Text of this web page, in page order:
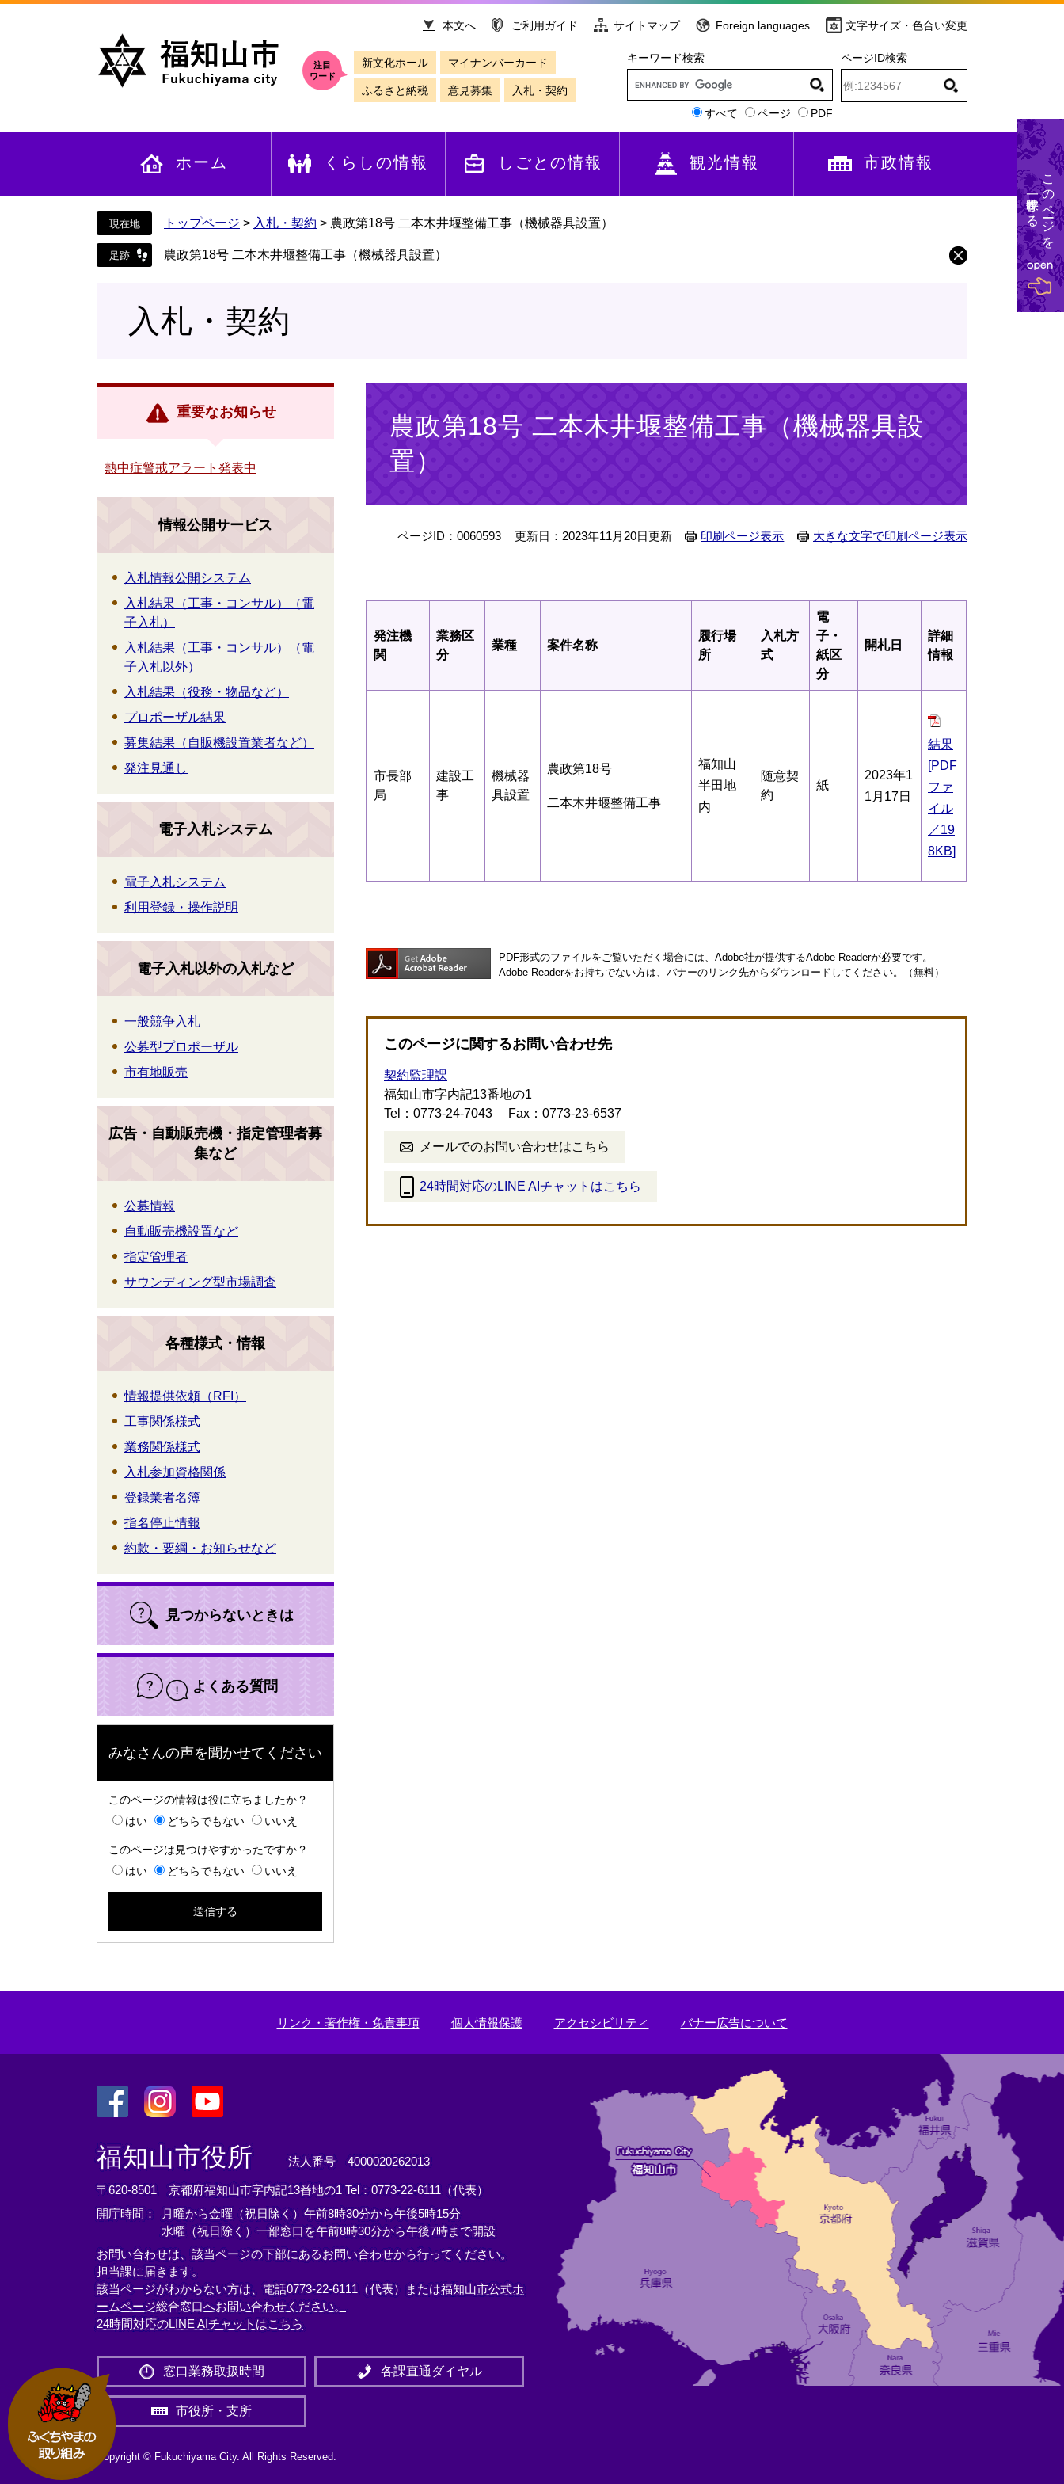
文
本文へ ご利用ガイド サイトマップ Foreign languages 文字サイズ・色合い変更
注目
ワード
新文化ホール マイナンバーカード
ふるさと納税 意見募集 入札・契約
キーワード検索
すべて ページ PDF
ページID検索
ホーム くらしの情報 しごとの情報 観光情報 市政情報
トップページ > 入札・契約 > 農政第18号 二本木井堰整備工事（機械器具設置）
農政第18号 二本木井堰整備工事（機械器具設置）
入札・契約
農政第18号 二本木井堰整備工事（機械器具設
置）
ページID：0060593 更新日：2023年11月20日更新 印刷ページ表示 大きな文字で印刷ページ表示
発注機
関
業務区
分
業種 案件名称
履行場
所
入札方
式
電
子・
紙区
分
開札日
詳細
情報
市長部
局
建設工
事
機械器
具設置
農政第18号
二本木井堰整備工事
福知山
半田地
内
随意契
約
紙
2023年1
1月17日
結果
[PDF
ファ
イル
／19
8KB]
PDF形式のファイルをご覧いただく場合には、Adobe社が提供するAdobe Readerが必要です。
Adobe Readerをお持ちでない方は、バナーのリンク先からダウンロードしてください。（無料）
このページに関するお問い合わせ先
契約監理課
福知山市字内記13番地の1
Tel：0773-24-7043
Fax：0773-23-6537
メールでのお問い合わせはこちら
24時間対応のLINE AIチャットはこちら
外
重要なお知らせ
熱中症警戒アラート発表中
情報公開サービス
入札情報公開システム
入札結果（工事・コンサル）（電
子入札）
入札結果（工事・コンサル）（電
子入札以外）
入札結果（役務・物品など）
プロポーザル結果
募集結果（自販機設置業者など）
発注見通し
電子入札システム
電子入札システム
利用登録・操作説明
電子入札以外の入札など
一般競争入札
公募型プロポーザル
市有地販売
広告・自動販売機・指定管理者募
集など
公募情報
自動販売機設置など
指定管理者
サウンディング型市場調査
各種様式・情報
情報提供依頼（RFI）
工事関係様式
業務関係様式
入札参加資格関係
登録業者名簿
指名停止情報
約款・要綱・お知らせなど
見つからないときは
よくある質問
みなさんの声を聞かせてください
このページの情報は役に立ちましたか？
はい
どちらでもない いいえ
このページは見つけやすかったですか？
はい
どちらでもない いいえ
リンク・著作権・免責事項 個人情報保護 アクセシビリティ バナー広告について
外
部
リ
ン
ク
外
部
リ
ン
ク
外
部
リ
ン
ク
＞
福知山市役所 法人番号 4000020262013
〒620-8501 京都府福知山市字内記13番地の1 Tel：0773-22-6111（代表）
開庁時間： 月曜から金曜（祝日除く）午前8時30分から午後5時15分
水曜（祝日除く）一部窓口を午前8時30分から午後7時まで開設
お問い合わせは、該当ページの下部にあるお問い合わせから行ってください。
担当課に届きます。
該当ページがわからない方は、電話0773-22-6111（代表）または福知山市公式ホ
ームページ総合窓口へお問い合わせください。
24時間対応のLINE AIチャットはこちら
外
部
リ
窓口業務取扱時間 各課直通ダイヤル
市役所・支所
Copyright © Fukuchiyama City. All Rights Reserved.
このページを
一時保存する